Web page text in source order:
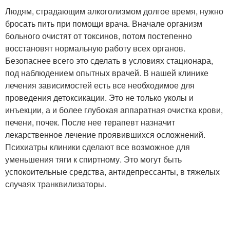
Людям, страдающим алкоголизмом долгое время, нужно
бросать пить при помощи врача. Вначале организм
больного очистят от токсинов, потом постепенно
восстановят нормальную работу всех органов.
Безопаснее всего это сделать в условиях стационара,
под наблюдением опытных врачей. В нашей клинике
лечения зависимостей есть все необходимое для
проведения детоксикации. Это не только уколы и
инъекции, а и более глубокая аппаратная очистка крови,
печени, почек. После нее терапевт назначит
лекарственное лечение проявившихся осложнений.
Психиатры клиники сделают все возможное для
уменьшения тяги к спиртному. Это могут быть
успокоительные средства, антидепрессанты, в тяжелых
случаях транквилизаторы.